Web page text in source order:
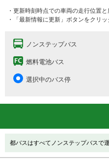
・更新時刻時点での車両の走行位置
・「最新情報に更新」ボタンをクリ
ノンステップバス
燃料電池バス
選択中のバス停
都バスはすべてノンステップバスで